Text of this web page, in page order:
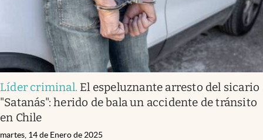
Líder criminal. El espeluznante arresto del sicario
"Satanás": herido de bala un accidente de tránsito
en Chile
martes, 14 de Enero de 2025